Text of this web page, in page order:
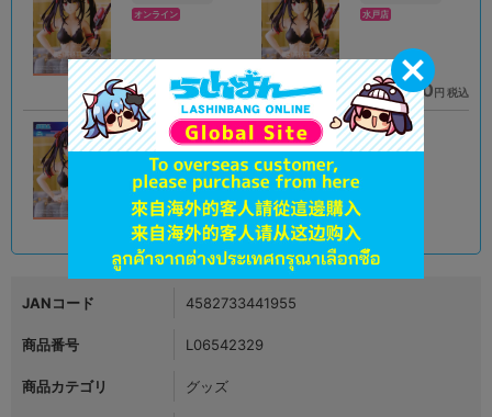
オンライン
在庫あり 999 円 税込
水戸店
在庫あり 1,210円 税込
状態 :未開封
新座流通センター
在庫あり 999円 税込
JANコード 4582733441955
商品番号 L06542329
商品カテゴリ グッズ